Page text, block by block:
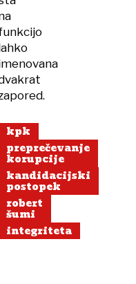
kpk
preprečevanje
korupcije
kandidacijski
postopek
robert
šumi
integriteta